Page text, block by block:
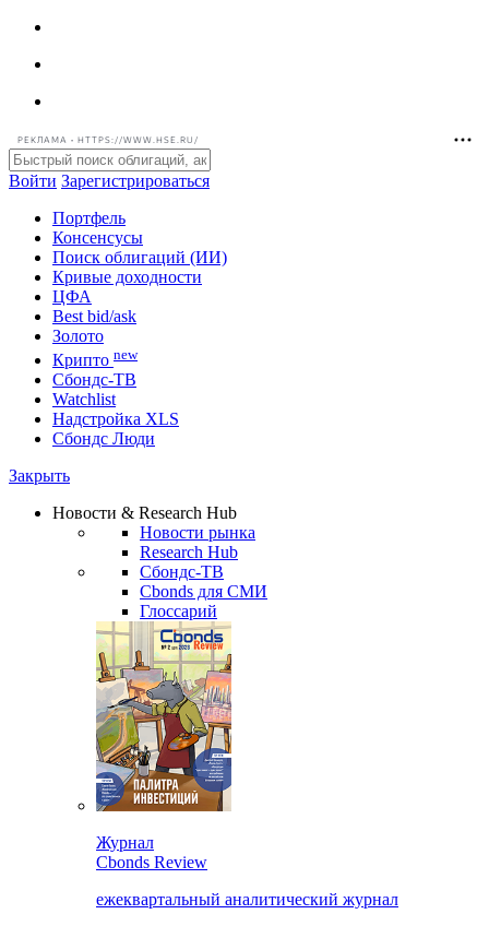
РЕКЛАМА • HTTPS://WWW.HSE.RU/
Войти Зарегистрироваться
Портфель
Консенсусы
Поиск облигаций (ИИ)
Кривые доходности
ЦФА
Best bid/ask
Золото
Крипто new
Сбондс-ТВ
Watchlist
Надстройка XLS
Сбондс Люди
Закрыть
Новости & Research Hub
Новости рынка
Research Hub
Сбондс-ТВ
Cbonds для СМИ
Глоссарий
Журнал
Cbonds Review
ежеквартальный аналитический журнал